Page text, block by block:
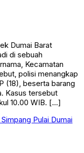
Dumai Barat
di sebuah
Kecamatan
polisi menangkap
(18), beserta barang
Kasus tersebut
10.00 WIB. […]